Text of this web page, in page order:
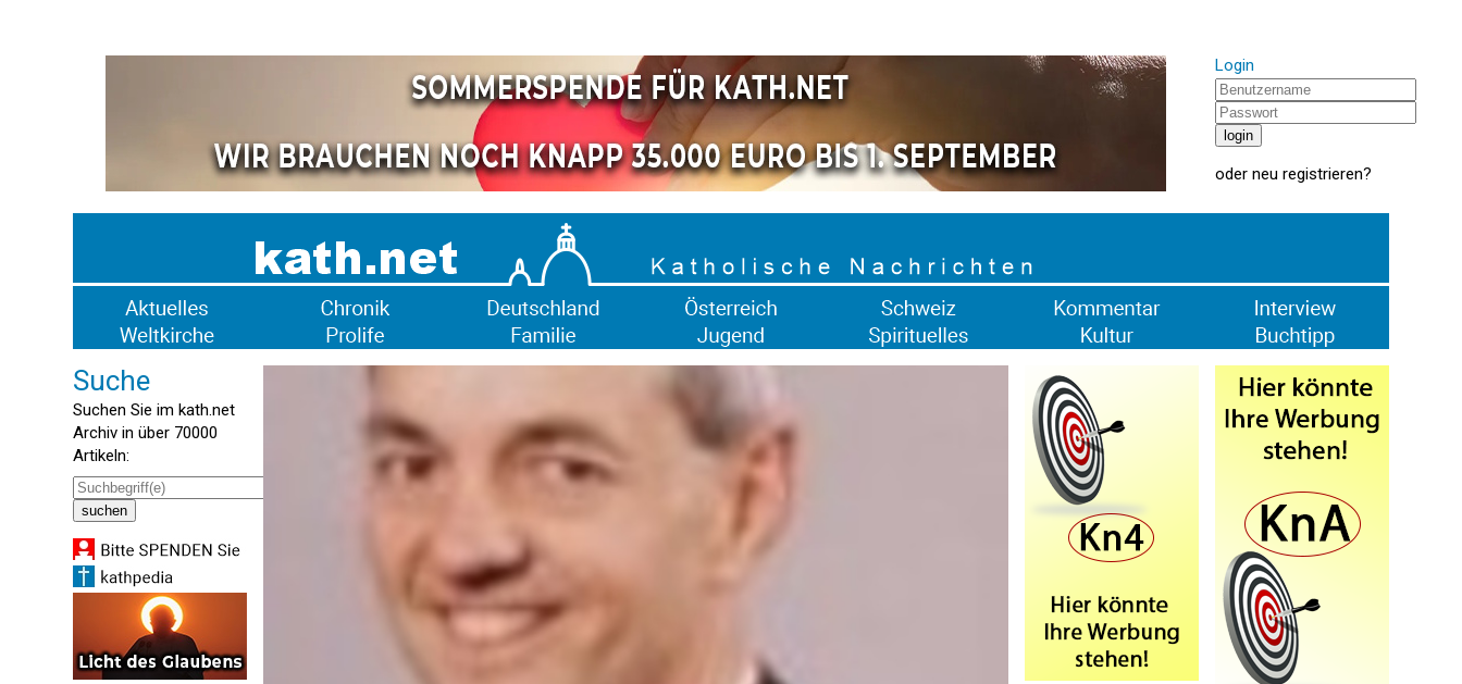
Login
oder neu registrieren?
Suche
Suchen Sie im kath.net
Archiv in über 70000
Artikeln: